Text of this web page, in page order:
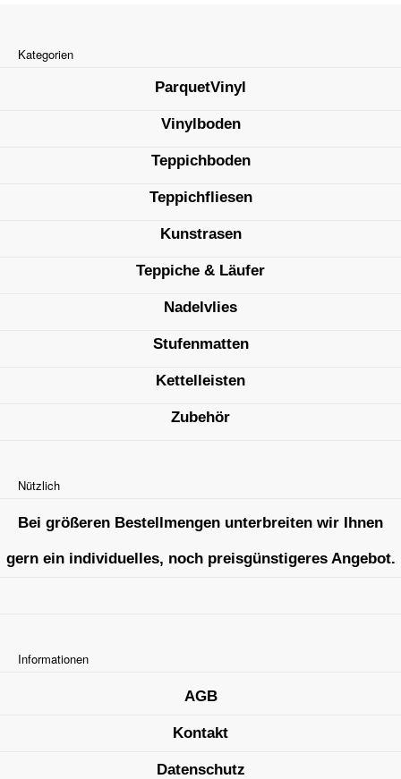
Kategorien
ParquetVinyl
Vinylboden
Teppichboden
Teppichfliesen
Kunstrasen
Teppiche & Läufer
Nadelvlies
Stufenmatten
Kettelleisten
Zubehör
Nützlich
Bei größeren Bestellmengen unterbreiten wir Ihnen
gern ein individuelles, noch preisgünstigeres Angebot.
Informationen
AGB
Kontakt
Datenschutz